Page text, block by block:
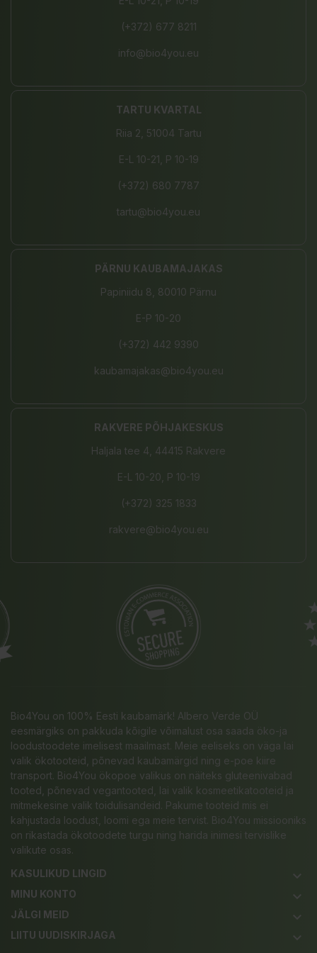
(+372) 677 8211
info@bio4you.eu
TARTU KVARTAL
Riia 2, 51004 Tartu
E-L 10-21, P 10-19
(+372) 680 7787
tartu@bio4you.eu
PÄRNU KAUBAMAJAKAS
Papiniidu 8, 80010 Pärnu
E-P 10-20
(+372) 442 9390
kaubamajakas@bio4you.eu
RAKVERE PÕHJAKESKUS
Haljala tee 4, 44415 Rakvere
E-L 10-20, P 10-19
(+372) 325 1833
rakvere@bio4you.eu
Bio4You on 100% Eesti kaubamärk! Albero Verde OÜ
eesmärgiks on pakkuda kõigile võimalust osa saada öko-ja
loodustoodete imelisest maailmast. Meie eeliseks on väga lai
valik ökotooteid, põnevad kaubamärgid ning e-poe kiire
transport. Bio4You ökopoe valikus on näiteks gluteenivabad
tooted, põnevad vegantooted, lai valik kosmeetikatooteid ja
mitmekesine valik toidulisandeid. Pakume tooteid mis ei
kahjustada loodust, loomi ega meie tervist. Bio4You missiooniks
on rikastada ökotoodete turgu ning harida inimesi tervislike
valikute osas.
KASULIKUD LINGID
keyboard_arrow_down
MINU KONTO keyboard_arrow_down
JÄLGI MEID keyboard_arrow_down
LIITU UUDISKIRJAGA keyboard_arrow_down